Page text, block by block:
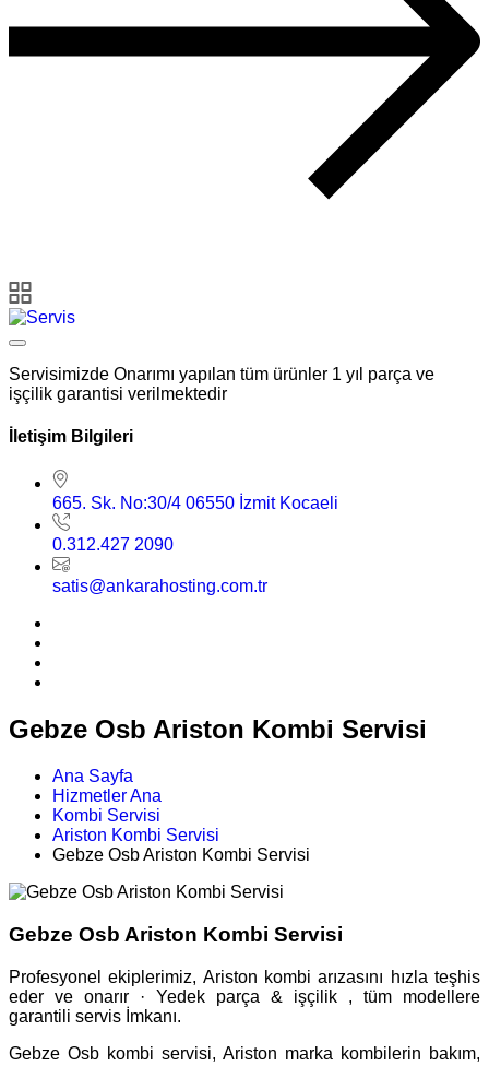
Servisimizde Onarımı yapılan tüm ürünler 1 yıl parça ve
işçilik garantisi verilmektedir
İletişim Bilgileri
665. Sk. No:30/4 06550 İzmit Kocaeli
0.312.427 2090
satis@ankarahosting.com.tr
Gebze Osb Ariston Kombi Servisi
Ana Sayfa
Hizmetler Ana
Kombi Servisi
Ariston Kombi Servisi
Gebze Osb Ariston Kombi Servisi
Gebze Osb Ariston Kombi Servisi
Profesyonel ekiplerimiz, Ariston kombi arızasını hızla teşhis
eder ve onarır · Yedek parça & işçilik , tüm modellere
garantili servis İmkanı.
Gebze Osb kombi servisi, Ariston marka kombilerin bakım,